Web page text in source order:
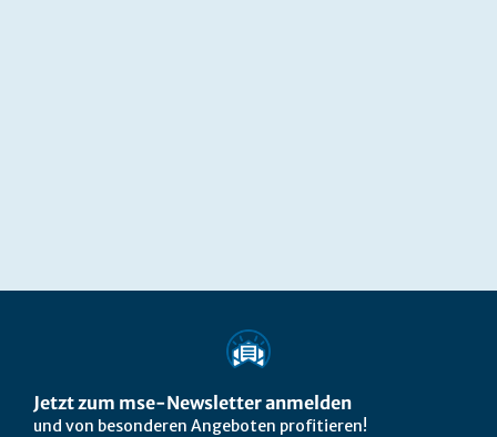
Jetzt zum mse-Newsletter anmelden
und von besonderen Angeboten profitieren!